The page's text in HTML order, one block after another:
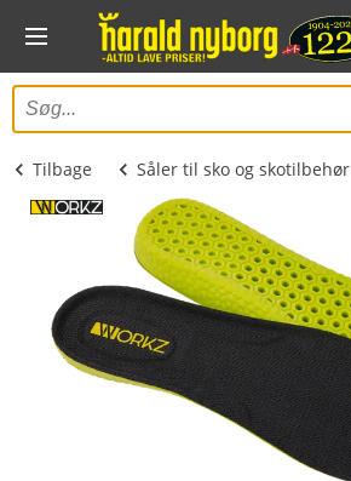
Tilbage Såler til sko og skotilbehør